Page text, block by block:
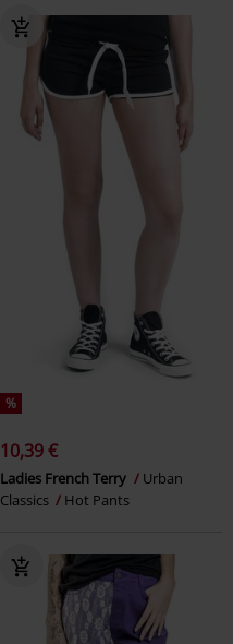
%
10,39 €
Ladies French Terry
Urban
Classics
Hot Pants